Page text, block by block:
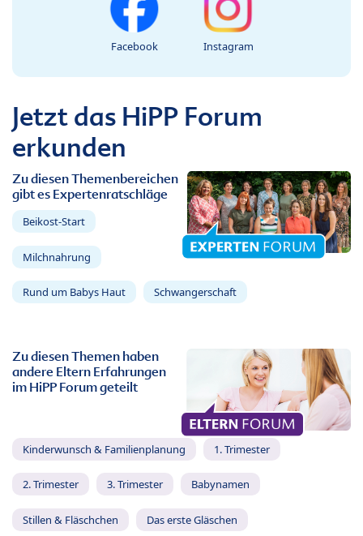
Facebook Instagram
Jetzt das HiPP Forum
erkunden
Zu diesen Themenbereichen
gibt es Expertenratschläge
Beikost-Start
Milchnahrung
Rund um Babys Haut Schwangerschaft
Zu diesen Themen haben
andere Eltern Erfahrungen
im HiPP Forum geteilt
Kinderwunsch & Familienplanung 1. Trimester
2. Trimester 3. Trimester Babynamen
Stillen & Fläschchen Das erste Gläschen